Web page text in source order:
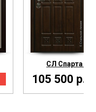
СЛ Спарта
105 500 р.